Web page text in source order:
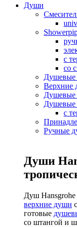
Души
с
со
Душевые
Верхние
Душевые
Душевые
с
Ручные
Души
Душ Hansgrohe
верхние души
готовые
со штангой и